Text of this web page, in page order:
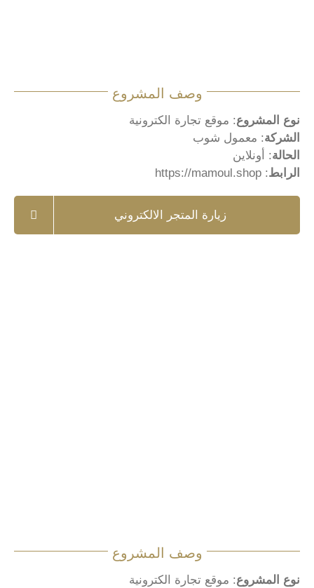
وصف المشروع
نوع المشروع: موقع تجارة الكترونية
الشركة: معمول شوب
الحالة: أونلاين
الرابط:
https://mamoul.shop
زيارة المتجر الالكتروني
وصف المشروع
نوع المشروع: موقع تجارة الكترونية